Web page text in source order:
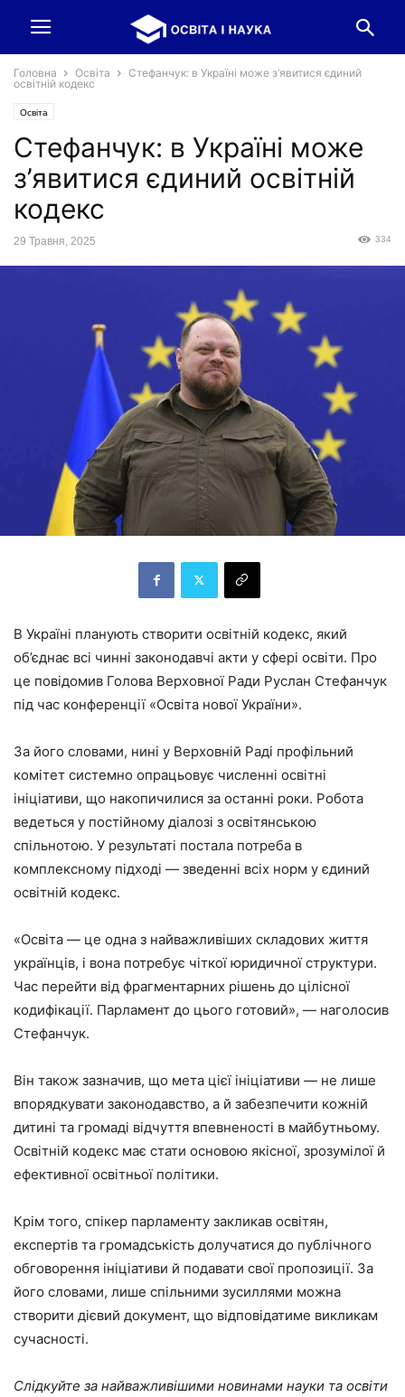
Головна Освіта
Стефанчук: в Україні може з’явитися єдиний
освітній кодекс
Освіта
Стефанчук: в Україні може
з’явитися єдиний освітній
кодекс
29 Травня, 2025 334
В Україні планують створити освітній кодекс, який
об’єднає всі чинні законодавчі акти у сфері освіти. Про
це повідомив Голова Верховної Ради Руслан Стефанчук
під час конференції «Освіта нової України».
За його словами, нині у Верховній Раді профільний
комітет системно опрацьовує численні освітні
ініціативи, що накопичилися за останні роки. Робота
ведеться у постійному діалозі з освітянською
спільнотою. У результаті постала потреба в
комплексному підході — зведенні всіх норм у єдиний
освітній кодекс.
«Освіта — це одна з найважливіших складових життя
українців, і вона потребує чіткої юридичної структури.
Час перейти від фрагментарних рішень до цілісної
кодифікації. Парламент до цього готовий», — наголосив
Стефанчук.
Він також зазначив, що мета цієї ініціативи — не лише
впорядкувати законодавство, а й забезпечити кожній
дитині та громаді відчуття впевненості в майбутньому.
Освітній кодекс має стати основою якісної, зрозумілої й
ефективної освітньої політики.
Крім того, спікер парламенту закликав освітян,
експертів та громадськість долучатися до публічного
обговорення ініціативи й подавати свої пропозиції. За
його словами, лише спільними зусиллями можна
створити дієвий документ, що відповідатиме викликам
сучасності.
Слідкуйте за найважливішими новинами науки та освіти